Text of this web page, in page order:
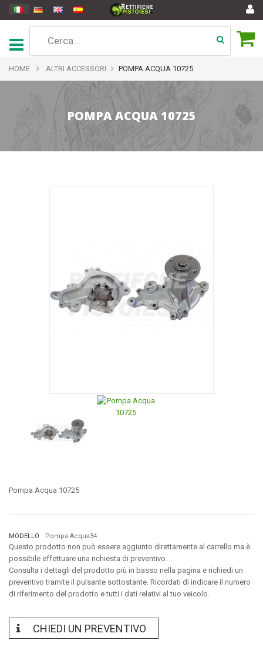
HOME ALTRI ACCESSORI POMPA ACQUA 10725
POMPA ACQUA 10725
Pompa Acqua 10725
MODELLO Pompa Acqua34
Questo prodotto non può essere aggiunto direttamente al carrello ma è
possibile effettuare una richiesta di preventivo.
Consulta i dettagli del prodotto più in basso nella pagina e richiedi un
preventivo tramite il pulsante sottostante. Ricordati di indicare il numero
di riferimento del prodotto e tutti i dati relativi al tuo veicolo.
CHIEDI UN PREVENTIVO